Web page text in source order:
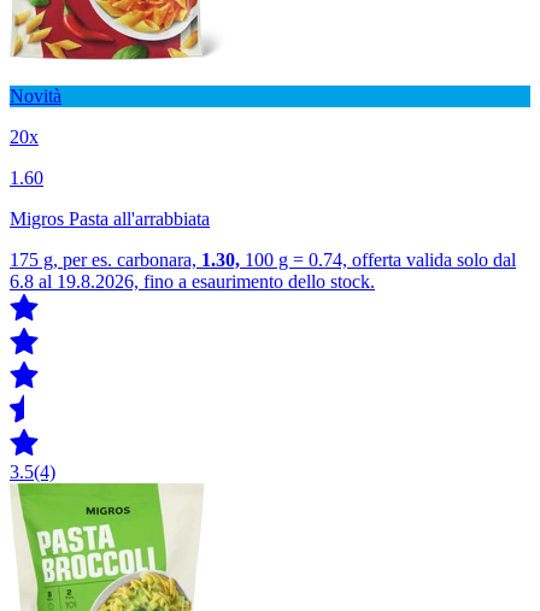
Novità
20x
1.60
Migros Pasta all'arrabbiata
175 g, per es. carbonara, 1.30, 100 g = 0.74, offerta valida solo dal
6.8 al 19.8.2026, fino a esaurimento dello stock.
3.5(4)